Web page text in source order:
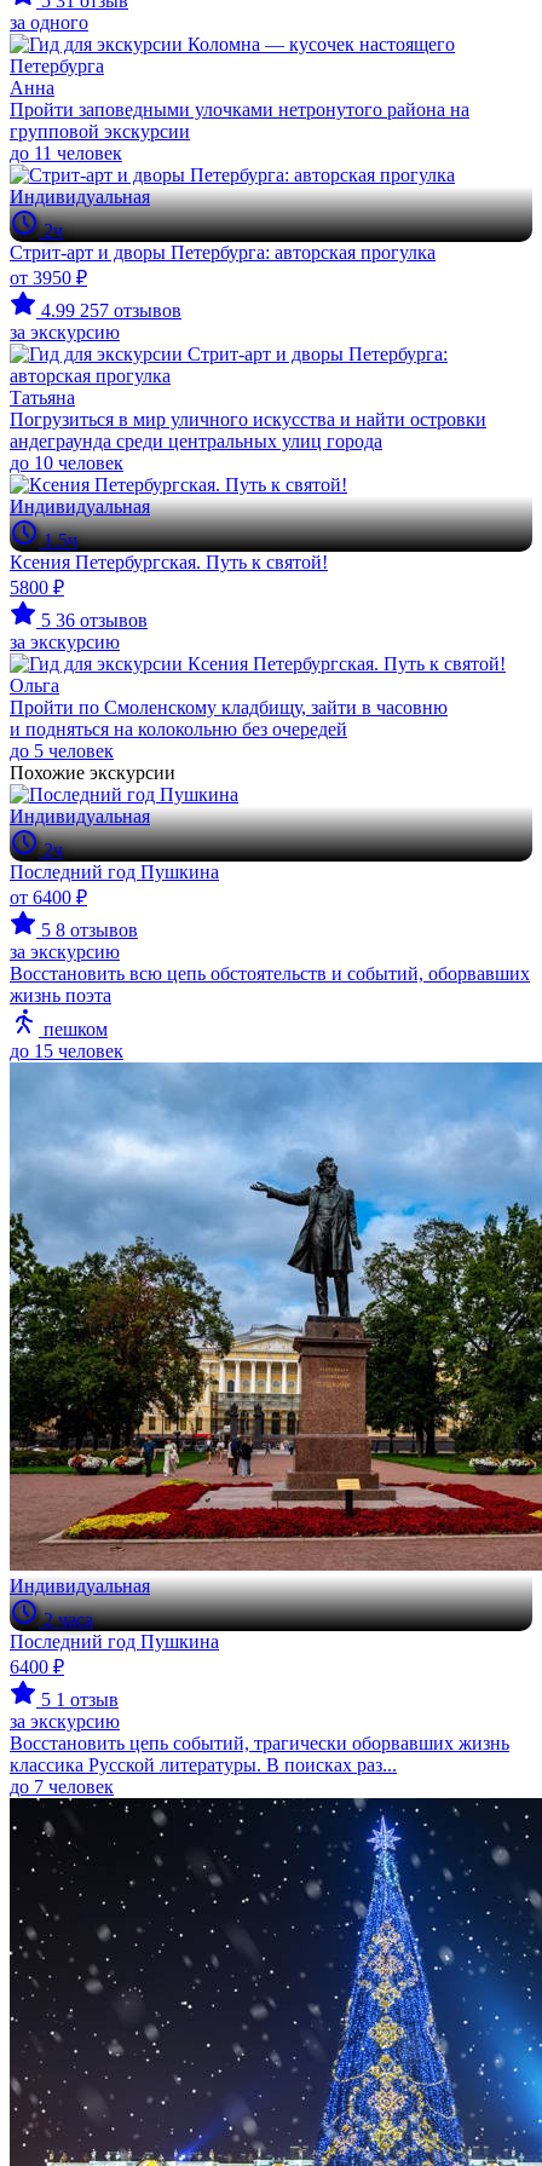
за одного
Анна
Пройти заповедными улочками нетронутого района на
групповой экскурсии
до 11 человек
Индивидуальная
2ч
Стрит-арт и дворы Петербурга: авторская прогулка
от 3950 ₽
4.99 257 отзывов
за экскурсию
Татьяна
Погрузиться в мир уличного искусства и найти островки
андеграунда среди центральных улиц города
до 10 человек
Индивидуальная
1.5ч
Ксения Петербургская. Путь к святой!
5800 ₽
5 36 отзывов
за экскурсию
Ольга
Пройти по Смоленскому кладбищу, зайти в часовню
и подняться на колокольню без очередей
до 5 человек
Похожие экскурсии
Индивидуальная
2ч
Последний год Пушкина
от 6400 ₽
5 8 отзывов
за экскурсию
Восстановить всю цепь обстоятельств и событий, оборвавших
жизнь поэта
пешком
до 15 человек
Индивидуальная
2 часа
Последний год Пушкина
6400 ₽
5 1 отзыв
за экскурсию
Восстановить цепь событий, трагически оборвавших жизнь
классика Русской литературы. В поисках раз...
до 7 человек